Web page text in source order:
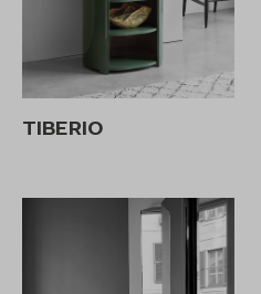
TIBERIO